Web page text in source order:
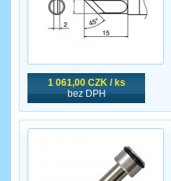
1 061,00 CZK / ks
bez DPH